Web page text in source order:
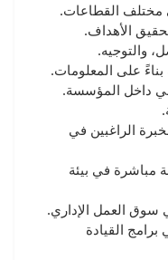
مختلف القطاعات.
الأهداف.
والتوجيه.
بناءً على المعلومات.
داخل المؤسسة.
الراغبين في
مباشرة في بيئة
سوق العمل الإداري.
القيادة